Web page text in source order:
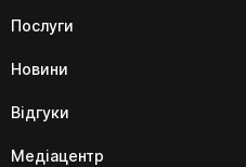
Послуги
Новини
Відгуки
Медіацентр